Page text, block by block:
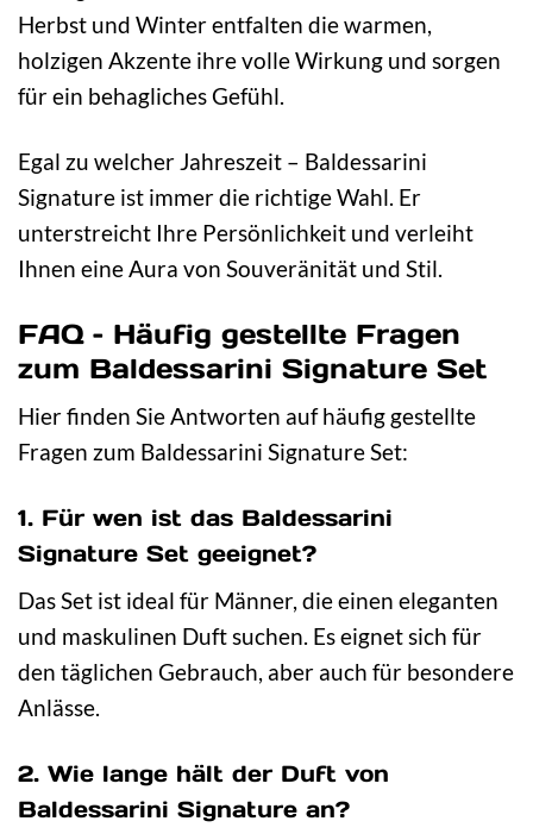
Herbst und Winter entfalten die warmen,
holzigen Akzente ihre volle Wirkung und sorgen
für ein behagliches Gefühl.
Egal zu welcher Jahreszeit – Baldessarini
Signature ist immer die richtige Wahl. Er
unterstreicht Ihre Persönlichkeit und verleiht
Ihnen eine Aura von Souveränität und Stil.
FAQ – Häufig gestellte Fragen
zum Baldessarini Signature Set
Hier finden Sie Antworten auf häufig gestellte
Fragen zum Baldessarini Signature Set:
1. Für wen ist das Baldessarini
Signature Set geeignet?
Das Set ist ideal für Männer, die einen eleganten
und maskulinen Duft suchen. Es eignet sich für
den täglichen Gebrauch, aber auch für besondere
Anlässe.
2. Wie lange hält der Duft von
Baldessarini Signature an?